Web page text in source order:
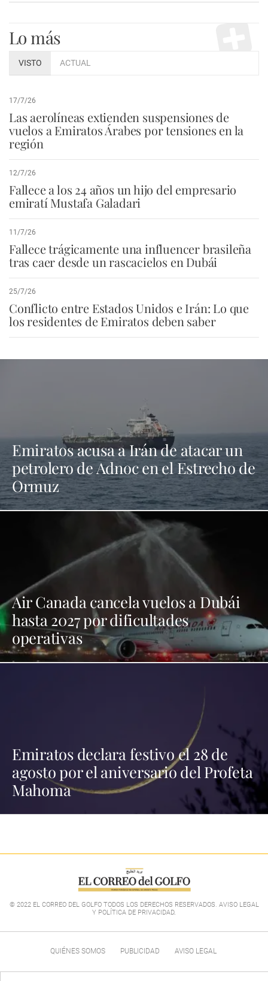
Lo más
VISTO ACTUAL
17/7/26
Las aerolíneas extienden suspensiones de
vuelos a Emiratos Árabes por tensiones en la
región
12/7/26
Fallece a los 24 años un hijo del empresario
emiratí Mustafa Galadari
11/7/26
Fallece trágicamente una influencer brasileña
tras caer desde un rascacielos en Dubái
25/7/26
Conflicto entre Estados Unidos e Irán: Lo que
los residentes de Emiratos deben saber
Emiratos acusa a Irán de atacar un
petrolero de Adnoc en el Estrecho de
Ormuz
Air Canada cancela vuelos a Dubái
hasta 2027 por dificultades
operativas
Emiratos declara festivo el 28 de
agosto por el aniversario del Profeta
Mahoma
© 2022 EL CORREO DEL GOLFO TODOS LOS DERECHOS RESERVADOS. AVISO LEGAL
Y POLÍTICA DE PRIVACIDAD.
QUIÉNES SOMOS PUBLICIDAD AVISO LEGAL